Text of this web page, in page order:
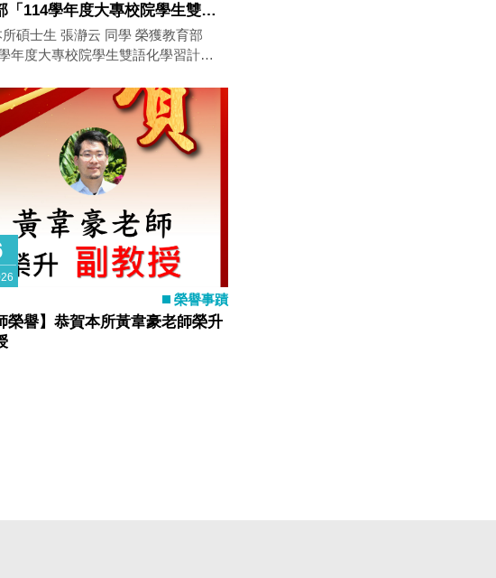
「114學年度大專校院學生雙語
計畫」
碩士生 張瀞云 同學 榮獲教育部
學年度大專校院學生雙語化學習計
榮譽事蹟
榮譽】恭賀本所黃韋豪老師榮升